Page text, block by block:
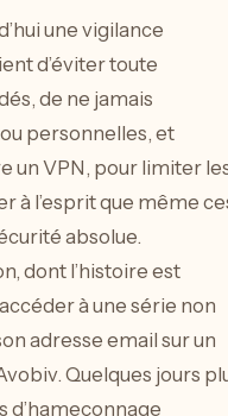
une vigilance
d’éviter toute
de ne jamais
personnelles, et
un VPN, pour limiter
à l’esprit que même
absolue.
dont l’histoire est
à une série non
adresse email sur un
Quelques jours
d’hameçonnage